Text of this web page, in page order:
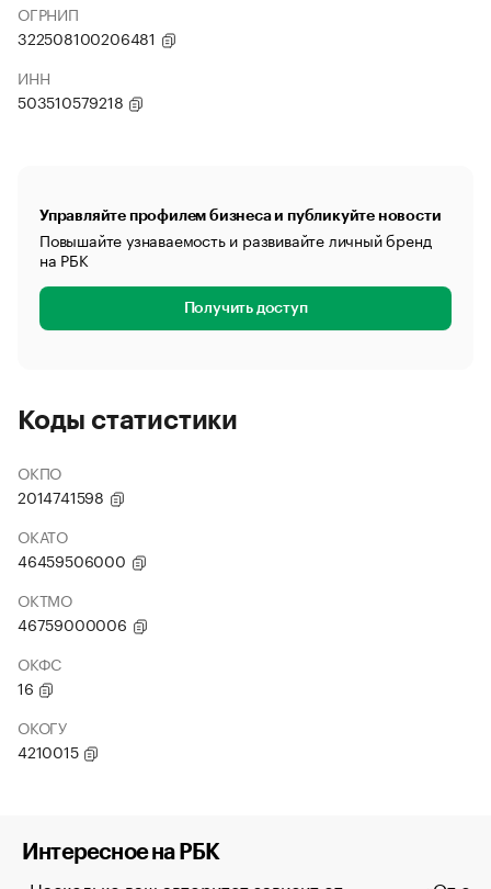
ОГРНИП
322508100206481
ИНН
503510579218
Управляйте профилем бизнеса и публикуйте новости
Повышайте узнаваемость и развивайте личный бренд
на РБК
Получить доступ
Коды статистики
ОКПО
2014741598
ОКАТО
46459506000
ОКТМО
46759000006
ОКФС
16
ОКОГУ
4210015
Интересное на РБК